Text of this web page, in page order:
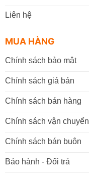
Liên hệ
MUA HÀNG
Chính sách bảo mật
Chính sách giá bán
Chính sách bán hàng
Chính sách vận chuyển
Chính sách bán buôn
Bảo hành - Đổi trả